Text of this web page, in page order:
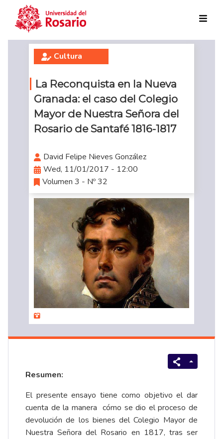
Skip to main content
Cultura
La Reconquista en la Nueva
Granada: el caso del Colegio
Mayor de Nuestra Señora del
Rosario de Santafé 1816-1817
David Felipe Nieves González
Wed, 11/01/2017 - 12:00
Volumen 3 - Nº 32
Resumen:
El presente ensayo tiene como objetivo el dar
cuenta de la manera cómo se dio el proceso de
devolución de los bienes del Colegio Mayor de
Nuestra Señora del Rosario en 1817, tras ser